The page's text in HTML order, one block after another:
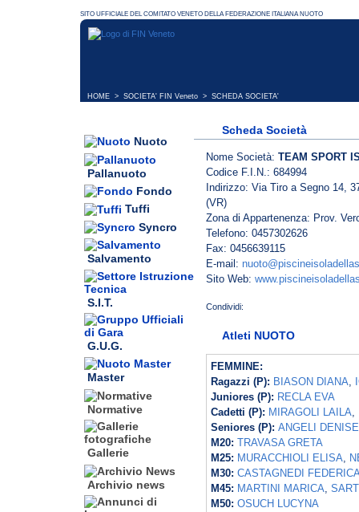
HOME > SOCIETA' FIN Veneto > SCHEDA SOCIETA'
Nuoto
Pallanuoto
Fondo
Tuffi
Syncro
Salvamento
S.I.T.
G.U.G.
Master
Normative
Gallerie
Archivio news
Scheda Società
Nome Società: TEAM SPORT
Codice F.I.N.: 684994
Indirizzo: Via Tiro a Segno 14,
(VR)
Zona di Appartenenza: Prov.
Telefono: 0457302626
Fax: 0456639115
E-mail:
Sito Web:
Atleti NUOTO
FEMMINE:
Ragazzi (P): BIASON DIANA,
Juniores (P): RECLA EVA
Cadetti (P): MIRAGOLI LAILA,
Seniores (P): ANGELI DENISE
M20: TRAVASA GRETA
M25: MURACCHIOLI ELISA,
M30: CASTAGNEDI
M45: MARTINI MARICA,
M50: OSUCH LUCYNA